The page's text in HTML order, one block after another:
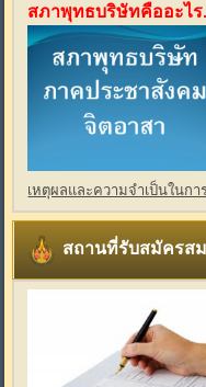
สภาพุทธบริษัทคืออะไร
เหตุผลและความจำเป็นในก
สถานที่รับสมัครส